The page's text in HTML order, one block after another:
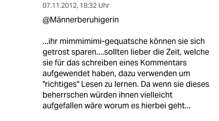
07.11.2012, 18:32 Uhr
@Männerberuhigerin
...ihr mimmimimi-gequatsche können sie sich
getrost sparen....sollten lieber die Zeit, welche
sie für das schreiben eines Kommentars
aufgewendet haben, dazu verwenden um
"richtiges" Lesen zu lernen. Da wenn sie dieses
beherrschen würden ihnen vielleicht
aufgefallen wäre worum es hierbei geht...